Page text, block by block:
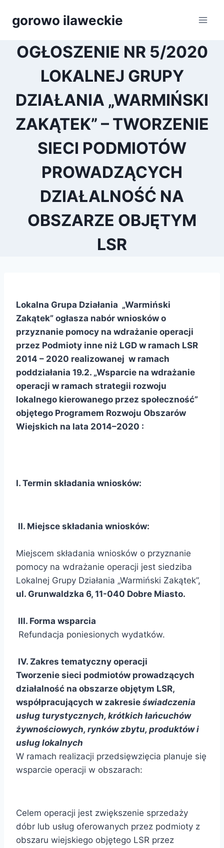
gorowo ilaweckie
OGŁOSZENIE NR 5/2020
LOKALNEJ GRUPY
DZIAŁANIA „WARMIŃSKI
ZAKĄTEK” – TWORZENIE
SIECI PODMIOTÓW
PROWADZĄCYCH
DZIAŁALNOŚĆ NA
OBSZARZE OBJĘTYM
LSR
Lokalna Grupa Działania „Warmiński
Zakątek” ogłasza nabór wniosków o
przyznanie pomocy na wdrażanie operacji
przez Podmioty inne niż LGD w ramach LSR
2014 – 2020 realizowanej w ramach
poddziałania 19.2. „Wsparcie na wdrażanie
operacji w ramach strategii rozwoju
lokalnego kierowanego przez społeczność”
objętego Programem Rozwoju Obszarów
Wiejskich na lata 2014–2020 :
I. Termin składania wniosków:
II. Miejsce składania wniosków:
Miejscem składania wniosków o przyznanie
pomocy na wdrażanie operacji jest siedziba
Lokalnej Grupy Działania „Warmiński Zakątek”,
ul. Grunwaldzka 6, 11-040 Dobre Miasto.
III. Forma wsparcia
Refundacja poniesionych wydatków.
IV. Zakres tematyczny operacji
Tworzenie sieci podmiotów prowadzących
działalność na obszarze objętym LSR,
współpracujących w zakresie świadczenia
usług turystycznych, krótkich łańcuchów
żywnościowych, rynków zbytu, produktów i
usług lokalnych
W ramach realizacji przedsięwzięcia planuje się
wsparcie operacji w obszarach:
Celem operacji jest zwiększenie sprzedaży
dóbr lub usług oferowanych przez podmioty z
obszaru wiejskiego objętego LSR przez